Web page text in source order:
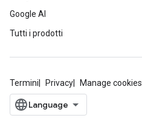
Google AI
Tutti i prodotti
Termini Privacy Manage cookies